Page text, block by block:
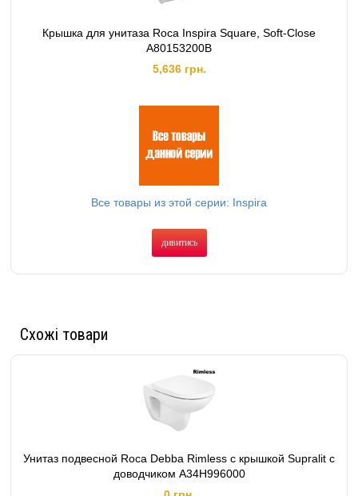
Крышка для унитаза Roca Inspira Square, Soft-Close
A80153200B
5,636 грн.
Все товары из этой серии: Inspira
дивитись
Схожі товари
Унитаз подвесной Roca Debba Rimless с крышкой Supralit с
доводчиком A34H996000